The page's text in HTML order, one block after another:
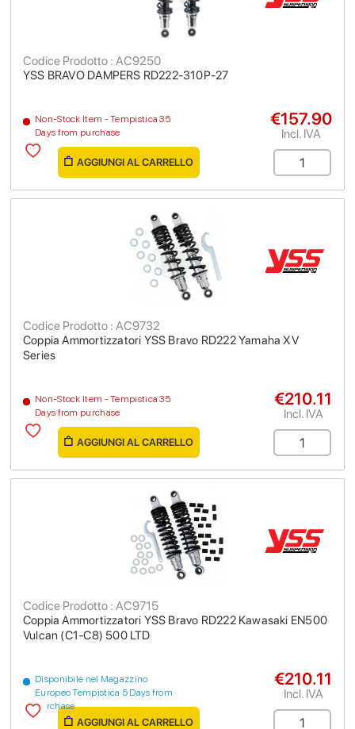
YSS BRAVO DAMPERS RD222-310P-27
Codice Prodotto : AC9250
Non-Stock Item - Tempistica 35
Days from purchase
€157.90
Incl. IVA
AGGIUNGI AL CARRELLO
Coppia Ammortizzatori YSS Bravo RD222 Yamaha XV
Series
Codice Prodotto : AC9732
Non-Stock Item - Tempistica 35
Days from purchase
€210.11
Incl. IVA
AGGIUNGI AL CARRELLO
Coppia Ammortizzatori YSS Bravo RD222 Kawasaki EN500
Vulcan (C1-C8) 500 LTD
Codice Prodotto : AC9715
Disponibile nel Magazzino
Europeo Tempistica 5 Days from
purchase
€210.11
Incl. IVA
AGGIUNGI AL CARRELLO